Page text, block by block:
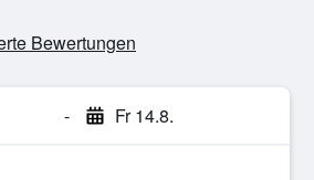
Bewertungen
- Fr 14.8.